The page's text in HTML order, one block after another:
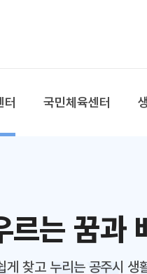
터 국민체육센터
르는 꿈과
게 찾고 누리는 공주시 생